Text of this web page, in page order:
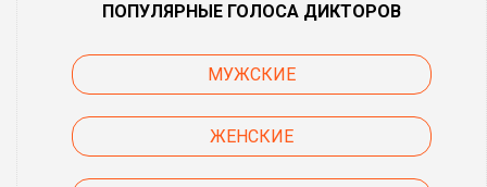
ПОПУЛЯРНЫЕ ГОЛОСА ДИКТОРОВ
МУЖСКИЕ
ЖЕНСКИЕ